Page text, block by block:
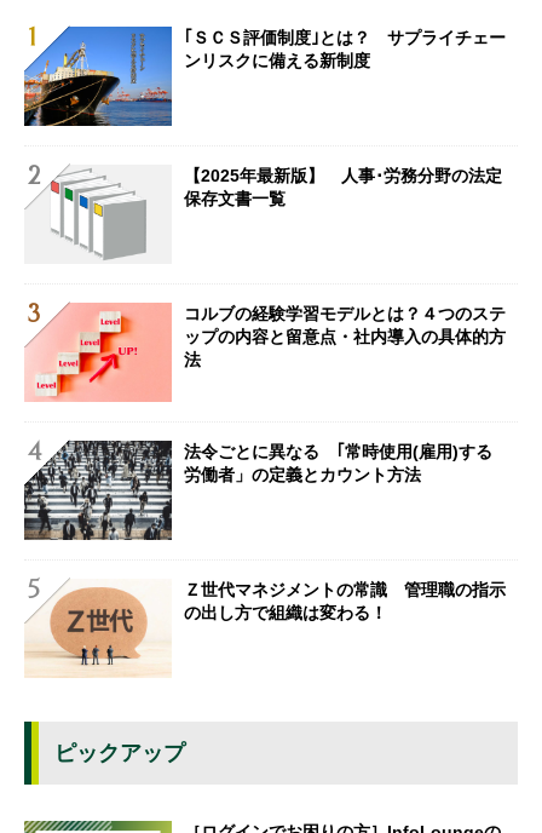
｢ＳＣＳ評価制度｣とは？ サプライチェー
ンリスクに備える新制度
【2025年最新版】 人事･労務分野の法定
保存文書一覧
コルブの経験学習モデルとは？４つのステ
ップの内容と留意点・社内導入の具体的方
法
法令ごとに異なる ｢常時使用(雇用)する
労働者」の定義とカウント方法
Ｚ世代マネジメントの常識 管理職の指示
の出し方で組織は変わる！
ピックアップ